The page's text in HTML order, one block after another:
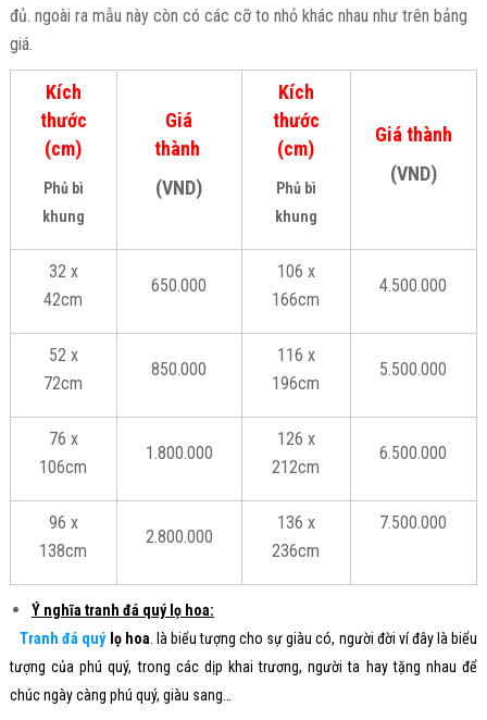
đủ. ngoài ra mẫu này còn có các cỡ to nhỏ khác nhau như trên bảng
giá.
Kích
thước
(cm)
Phủ bì
khung
Giá
thành
(VND)
Kích
thước
(cm)
Phủ bì
khung
Giá thành
(VND)
32 x
42cm
650.000
106 x
166cm
4.500.000
52 x
72cm
850.000
116 x
196cm
5.500.000
76 x
106cm
1.800.000
126 x
212cm
6.500.000
96 x
138cm
2.800.000
136 x
236cm
7.500.000
Ý nghĩa tranh đá quý lọ hoa:
Tranh đá quý lọ hoa . là biểu tượng cho sự giàu có, người đời ví đây là biểu
tượng của phú quý, trong các dịp khai trương, người ta hay tặng nhau để
chúc ngày càng phú quý, giàu sang…